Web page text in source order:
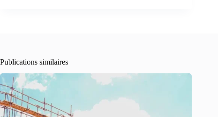
Publications similaires